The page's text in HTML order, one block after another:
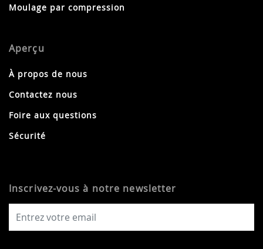
Moulage par compression
Aperçu
À propos de nous
Contactez nous
Foire aux questions
Sécurité
Inscrivez-vous à notre newsletter